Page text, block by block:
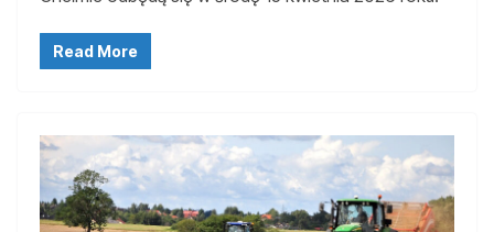
Read More